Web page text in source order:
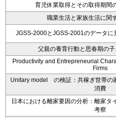
育児休業取得とその取得期間
職業生活と家族生活に関
JGSS-2000とJGSS-2001のデータに
父親の養育行動と思春期の
Productivity and Entrepreneurial
Firms
Unitary model の検証：共稼ぎ世帯の
消費
日本における離家要因の分析：離家タ
考察